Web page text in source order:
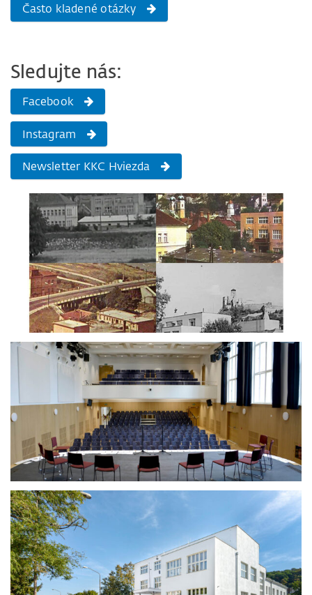
Často kladené otázky
Sledujte nás:
Facebook
Instagram
Newsletter KKC Hviezda